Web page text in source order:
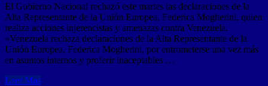
El Gobierno Nacional rechazó este martes las declaraciones de la
Alta Representante de la Unión Europea, Federica Mogherini, quien
realiza acciones injerencistas y amenazas contra Venezuela.
«Venezuela rechaza declaraciones de la Alta Representante de la
Unión Europea, Federica Mogherini, por entrometerse una vez más
en asuntos internos y proferir inaceptables …
Leer Mas